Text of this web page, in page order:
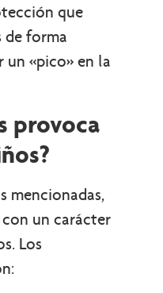
que
de forma
«pico» en la
provoca
mencionadas,
un carácter
Los